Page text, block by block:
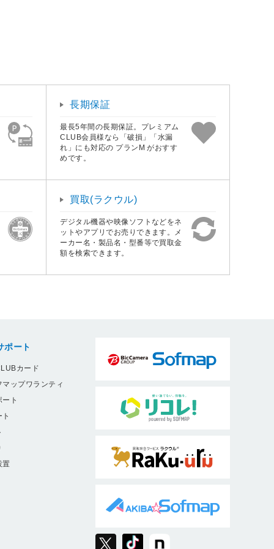
長期保証
最長5年間の長期保証。プレミアム
CLUB会員様なら「破損」「水漏
れ」にも対応の プランM がおすす
めです。
買取(ラクウル)
デジタル機器や映像ソフトなどをネ
ットやアプリでお売りできます。メ
ーカー名・製品名・型番等で買取金
額を検索できます。
ポート
カード
ップワランティ
ト
置